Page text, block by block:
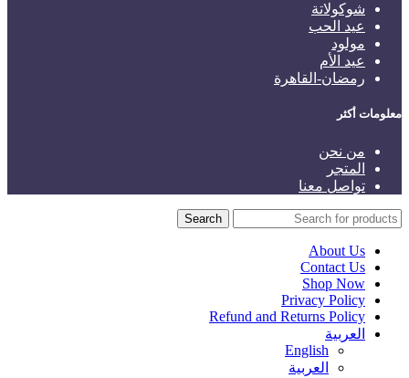
شوكولاتة
عيد الحب
مولود
عيد الأم
رمضان-القاهرة
معلومات أكثر
من نحن
المتجر
تواصل معنا
Search
About Us
Contact Us
Shop Now
Privacy Policy
Refund and Returns Policy
العربية
English
العربية